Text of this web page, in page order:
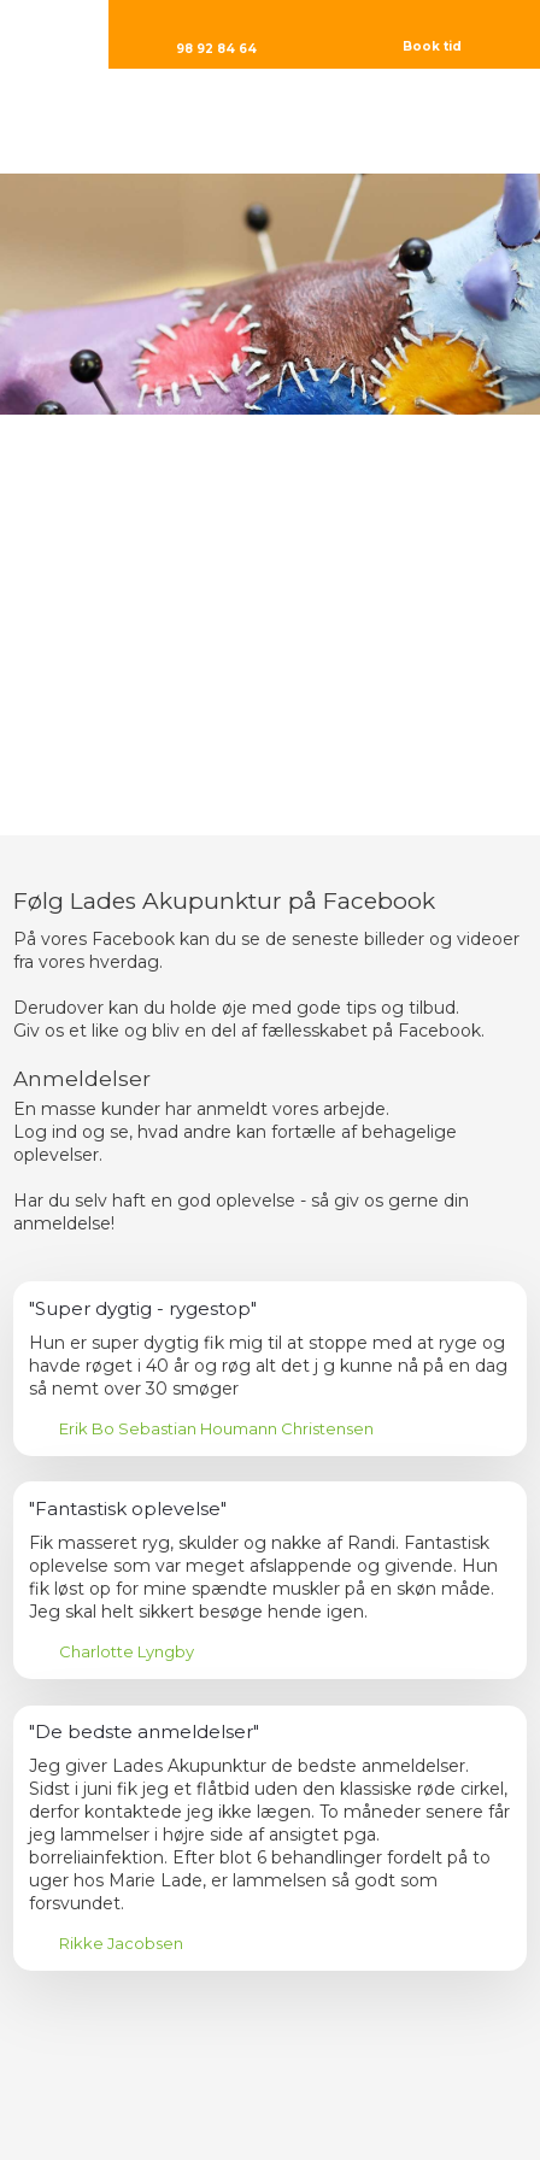
98 92 84 64 Book tid
Følg Lades Akupunktur på Facebook
På vores Facebook kan du se de seneste billeder og videoer
fra vores hverdag.
​Derudover kan du holde øje med gode tips og tilbud.
​Giv os et like og bliv en del af fællesskabet på Facebook.
Anmeldelser
En masse kunder har anmeldt vores arbejde.
Log ind og se, hvad andre kan fortælle af behagelige
oplevelser.
Har du selv haft en god oplevelse - så giv os gerne din
anmeldelse!​
"Super dygtig - rygestop"
Hun er super dygtig fik mig til at stoppe med at ryge og
havde røget i 40 år og røg alt det j g kunne nå på en dag
så nemt over 30 smøger
Erik Bo Sebastian Houmann Christensen
"Fantastisk oplevelse"
Fik masseret ryg, skulder og nakke af Randi. Fantastisk
oplevelse som var meget afslappende og givende. Hun
fik løst op for mine spændte muskler på en skøn måde.
Jeg skal helt sikkert besøge hende igen.
Charlotte Lyngby
"De bedste anmeldelser"
Jeg giver Lades Akupunktur de bedste anmeldelser.
Sidst i juni fik jeg et flåtbid uden den klassiske røde cirkel,
derfor kontaktede jeg ikke lægen. To måneder senere får
jeg lammelser i højre side af ansigtet pga.
borreliainfektion. Efter blot 6 behandlinger fordelt på to
uger hos Marie Lade, er lammelsen så godt som
forsvundet.
Rikke Jacobsen